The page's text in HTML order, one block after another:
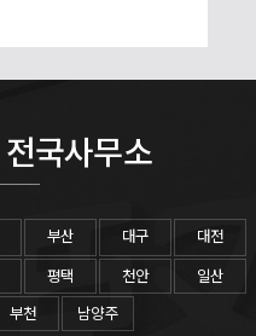
전국사무소
부산 대구 대전
평택 천안 일산
부천 남양주